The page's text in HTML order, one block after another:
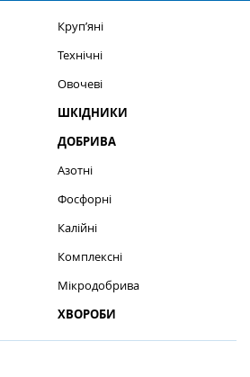
Круп’яні
Технічні
Овочеві
ШКІДНИКИ
ДОБРИВА
Азотні
Фосфорні
Калійні
Комплексні
Мікродобрива
ХВОРОБИ